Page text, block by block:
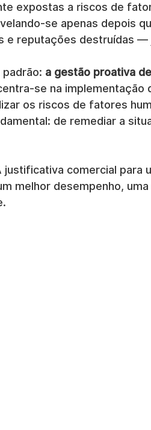
expostas a riscos de
se apenas depois
e reputações destruídas —
padrão: a gestão proativa
se na implementação
os riscos de fatores
de remediar a
justificativa comercial para
melhor desempenho,